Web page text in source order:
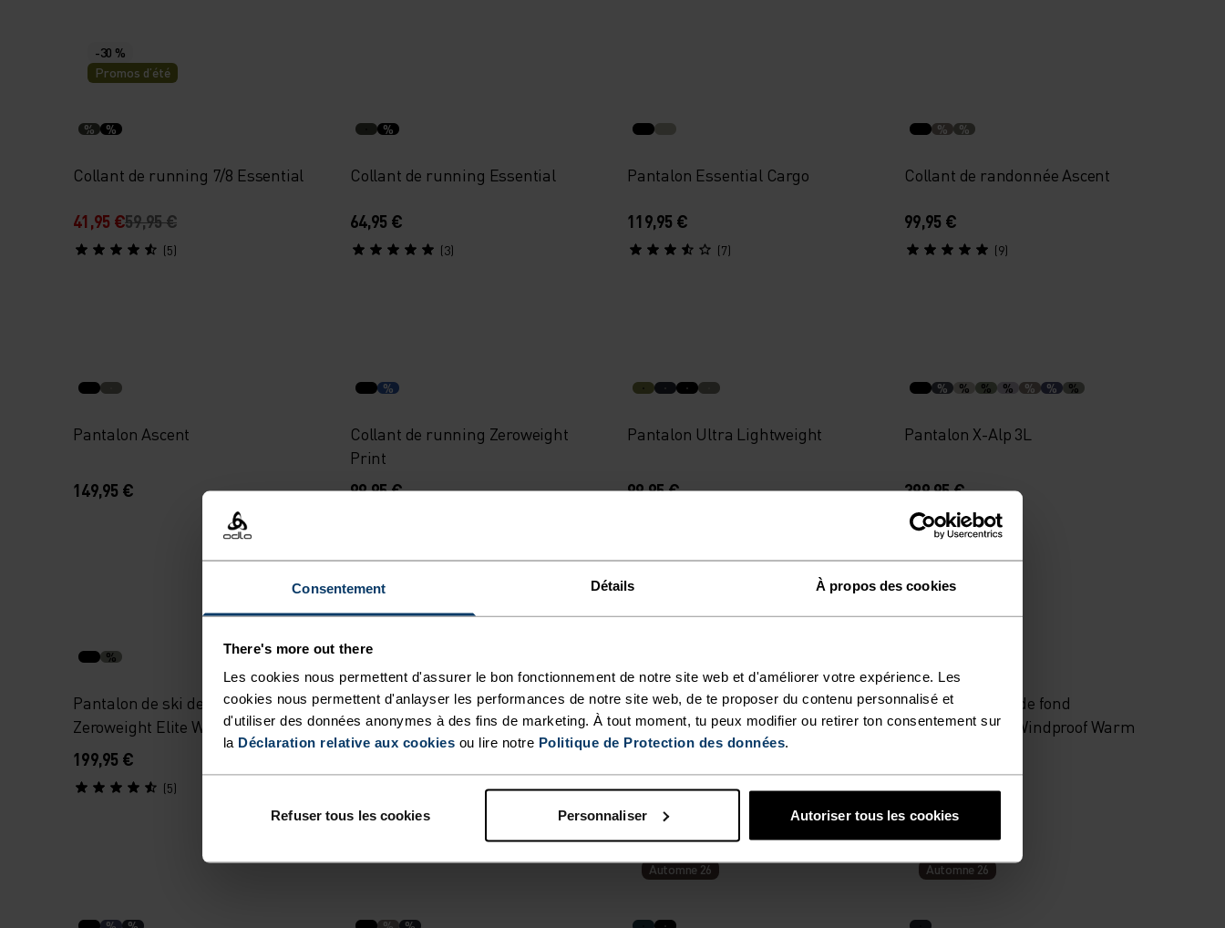
Consentement Détails À propos des cookies
There's more out there
Les cookies nous permettent d'assurer le bon fonctionnement de notre site web et d'améliorer votre expérience. Les
cookies nous permettent d'anlayser les performances de notre site web, de te proposer du contenu personnalisé et
d'utiliser des données anonymes à des fins de marketing. À tout moment, tu peux modifier ou retirer ton consentement sur
la Déclaration relative aux cookies ou lire notre Politique de Protection des données.
Refuser tous les cookies Personnaliser Autoriser tous les cookies
-30 %
Promos d’été
% %
Collant de running 7/8 Essential
41,95 €59,95 €
(5)
%
Collant de running Essential
64,95 €
(3)
Pantalon Essential Cargo
119,95 €
(7)
% %
Collant de randonnée Ascent
99,95 €
(9)
Pantalon Ascent
149,95 €
%
Collant de running Zeroweight
Print
99,95 €
Pantalon Ultra Lightweight
99,95 €
% % % % % % %
Pantalon X-Alp 3L
399,95 €
(4)
%
Pantalon de ski de fond
Zeroweight Elite Windproof
199,95 €
(5)
Collant de running Essential
Thermal
Pantalon de ski de fond Essential
Warm
(8)
Pantalon de ski de fond
Zeroweight Pro Windproof Warm
Automne 26 Automne 26